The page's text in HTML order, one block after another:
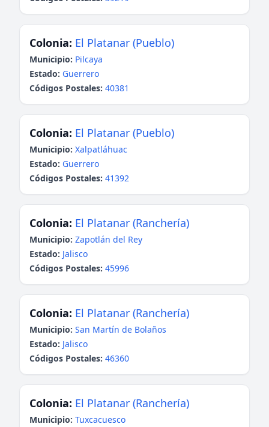
Colonia: El Platanar (Pueblo)
Municipio: Pilcaya
Estado: Guerrero
Códigos Postales: 40381
Colonia: El Platanar (Pueblo)
Municipio: Xalpatláhuac
Estado: Guerrero
Códigos Postales: 41392
Colonia: El Platanar (Ranchería)
Municipio: Zapotlán del Rey
Estado: Jalisco
Códigos Postales: 45996
Colonia: El Platanar (Ranchería)
Municipio: San Martín de Bolaños
Estado: Jalisco
Códigos Postales: 46360
Colonia: El Platanar (Ranchería)
Municipio: Tuxcacuesco